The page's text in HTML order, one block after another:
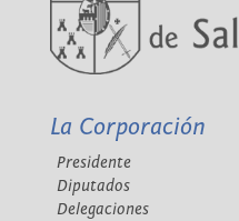
La Corporación
Presidente
Diputados
Delegaciones